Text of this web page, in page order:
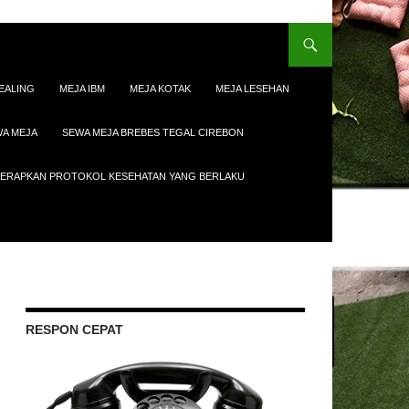
MEJA IBM MEJA KOTAK MEJA LESEHAN
MEJA SEWA MEJA BREBES TEGAL CIREBON
PROTOKOL KESEHATAN YANG BERLAKU
RESPON CEPAT